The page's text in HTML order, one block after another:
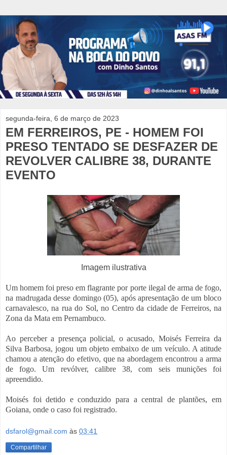
segunda-feira, 6 de março de 2023
EM FERREIROS, PE - HOMEM FOI
PRESO TENTADO SE DESFAZER DE
REVOLVER CALIBRE 38, DURANTE
EVENTO
Imagem ilustrativa
Um homem foi preso em flagrante por porte ilegal de arma de fogo,
na madrugada desse domingo (05), após apresentação de um bloco
carnavalesco, na rua do Sol, no Centro da cidade de Ferreiros, na
Zona da Mata em Pernambuco.
Ao perceber a presença policial, o acusado, Moisés Ferreira da
Silva Barbosa, jogou um objeto embaixo de um veículo. A atitude
chamou a atenção do efetivo, que na abordagem encontrou a arma
de fogo. Um revólver, calibre 38, com seis munições foi
apreendido.
Moisés foi detido e conduzido para a central de plantões, em
Goiana, onde o caso foi registrado.
dsfarol@gmail.com às 03:41
Compartilhar